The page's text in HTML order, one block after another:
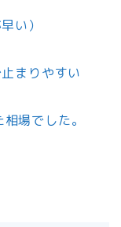
い）
まりやすい
場でした。